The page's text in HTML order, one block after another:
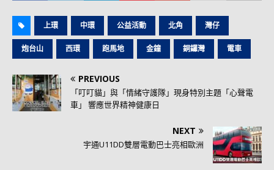
上環 中環 公益活動 北角 灣仔
炮台山 西環 跑馬地 金鐘 銅鑼灣 電車
PREVIOUS
「叮叮貓」與「情緒守護隊」現身特別主題「心聲電
車」 響應世界精神健康日
NEXT
宇通U11DD雙層電動巴士亮相歐洲